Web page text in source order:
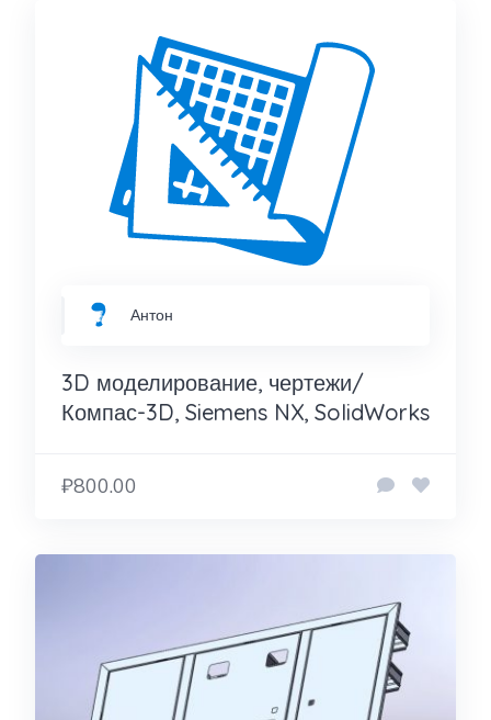
Антон
3D моделирование, чертежи/
Компас-3D, Siemens NX, SolidWorks
₽800.00